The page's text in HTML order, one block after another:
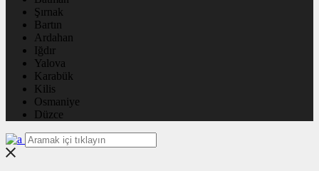
Şırnak
Bartın
Ardahan
Iğdır
Yalova
Karabük
Kilis
Osmaniye
Düzce